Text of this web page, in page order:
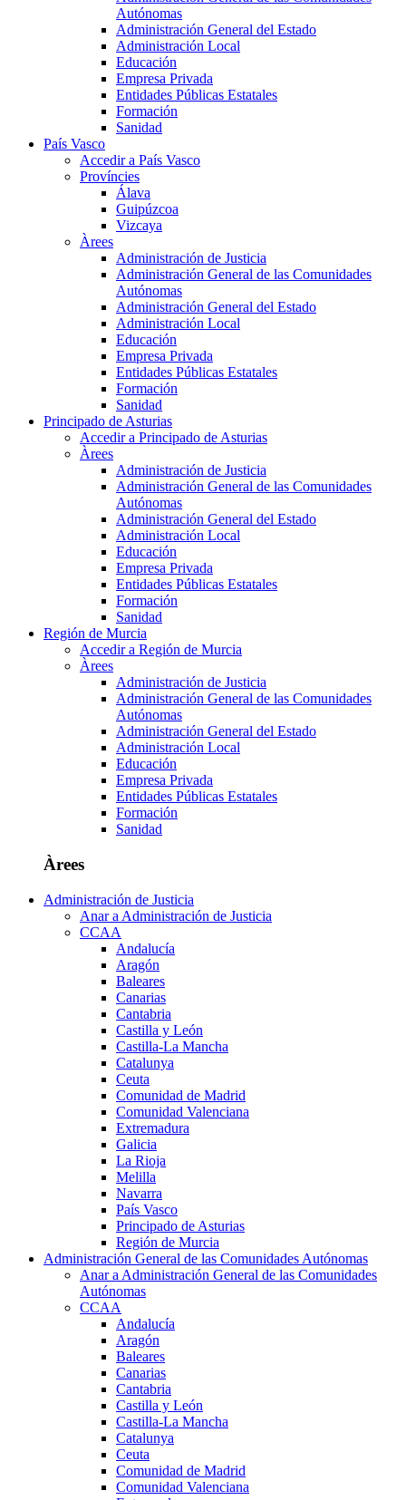
Autónomas
Administración General del Estado
Administración Local
Educación
Empresa Privada
Entidades Públicas Estatales
Formación
Sanidad
País Vasco
Accedir a País Vasco
Províncies
Álava
Guipúzcoa
Vizcaya
Àrees
Administración de Justicia
Administración General de las Comunidades
Autónomas
Administración General del Estado
Administración Local
Educación
Empresa Privada
Entidades Públicas Estatales
Formación
Sanidad
Principado de Asturias
Accedir a Principado de Asturias
Àrees
Administración de Justicia
Administración General de las Comunidades
Autónomas
Administración General del Estado
Administración Local
Educación
Empresa Privada
Entidades Públicas Estatales
Formación
Sanidad
Región de Murcia
Accedir a Región de Murcia
Àrees
Administración de Justicia
Administración General de las Comunidades
Autónomas
Administración General del Estado
Administración Local
Educación
Empresa Privada
Entidades Públicas Estatales
Formación
Sanidad
Àrees
Administración de Justicia
Anar a Administración de Justicia
CCAA
Andalucía
Aragón
Baleares
Canarias
Cantabria
Castilla y León
Castilla-La Mancha
Catalunya
Ceuta
Comunidad de Madrid
Comunidad Valenciana
Extremadura
Galicia
La Rioja
Melilla
Navarra
País Vasco
Principado de Asturias
Región de Murcia
Administración General de las Comunidades Autónomas
Anar a Administración General de las Comunidades
Autónomas
CCAA
Andalucía
Aragón
Baleares
Canarias
Cantabria
Castilla y León
Castilla-La Mancha
Catalunya
Ceuta
Comunidad de Madrid
Comunidad Valenciana